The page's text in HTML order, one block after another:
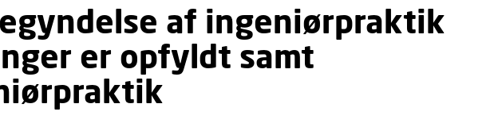
af ingeniørpraktik
er opfyldt samt